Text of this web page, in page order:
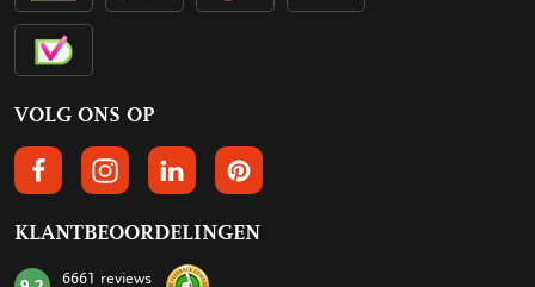
VOLG ONS OP
VOLGS ONS OP FACEBOOK
VOLG ONS OP INSTAGRAM
VOLG ONS OP LINKEDIN
VOLG ONS OP PINTEREST
KLANTBEOORDELINGEN
6661 reviews